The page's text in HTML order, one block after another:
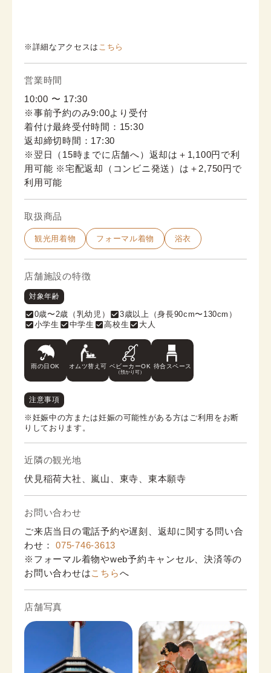
※詳細なアクセスは こちら
営業時間
10:00 〜 17:30
※事前予約のみ9:00より受付
着付け最終受付時間：15:30
返却締切時間：17:30
※翌日（15時までに店舗へ）返却は＋1,100円で利
用可能 ※宅配返却（コンビニ発送）は＋2,750円で
利用可能
取扱商品
観光用着物 フォーマル着物 浴衣
店舗施設の特徴
対象年齢
0歳〜2歳（乳幼児）
3歳以上（身長90cm〜130cm）
小学生
中学生 高校生 大人
雨の日OK オムツ替え可
ベビーカーOK
（預かり可）
待合スペース
注意事項
※妊娠中の方または妊娠の可能性がある方はご利用をお断
りしております。
近隣の観光地
伏見稲荷大社、嵐山、東寺、東本願寺
お問い合わせ
ご来店当日の電話予約や遅刻、返却に関する問い合
わせ： 075-746-3613
※フォーマル着物やweb予約キャンセル、決済等の
お問い合わせはこちらへ
店舗写真